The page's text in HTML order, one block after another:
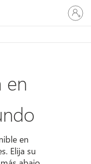
Iniciar
sesión
en
cuenta
en
en
Elija su